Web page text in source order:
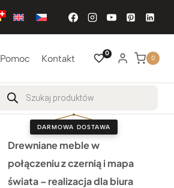
Pomoc Kontakt 0
0
Wyszukiwarka
produktów
DARMOWA DOSTAWA
Drewniane meble w
połączeniu z czernią i mapa
świata – realizacja dla biura